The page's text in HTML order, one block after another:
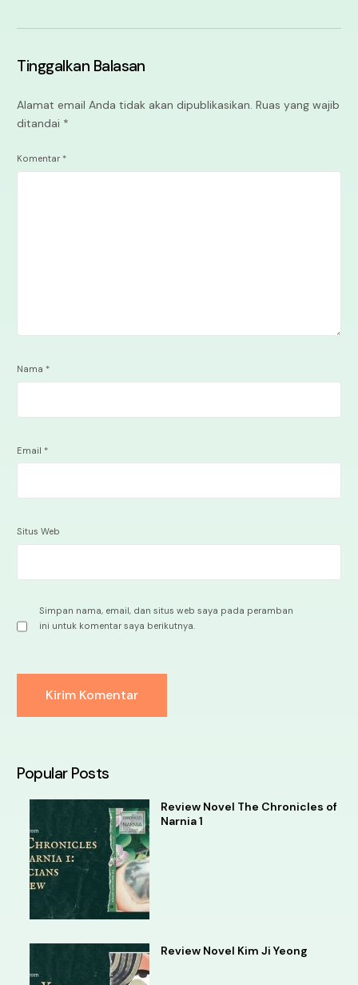
Tinggalkan Balasan
Alamat email Anda tidak akan dipublikasikan. Ruas yang wajib
ditandai *
Komentar *
Nama *
Email *
Situs Web
Simpan nama, email, dan situs web saya pada peramban
ini untuk komentar saya berikutnya.
Popular Posts
Review Novel The Chronicles of
Narnia 1
Review Novel Kim Ji Yeong